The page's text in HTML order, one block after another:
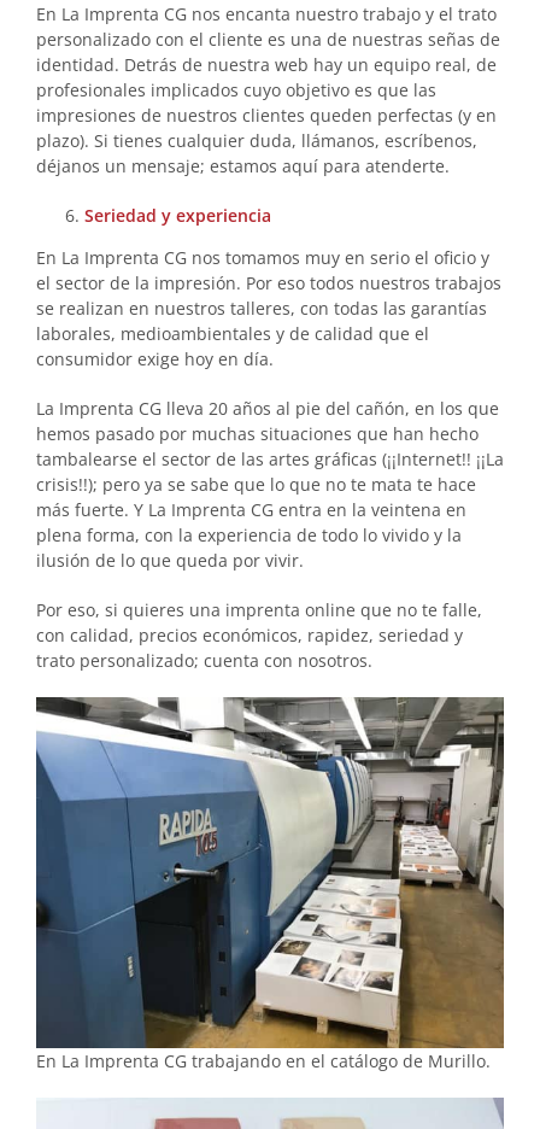
En La Imprenta CG nos encanta nuestro trabajo y el trato
personalizado con el cliente es una de nuestras señas de
identidad. Detrás de nuestra web hay un equipo real, de
profesionales implicados cuyo objetivo es que las
impresiones de nuestros clientes queden perfectas (y en
plazo). Si tienes cualquier duda, llámanos, escríbenos,
déjanos un mensaje; estamos aquí para atenderte.
Seriedad y experiencia
En La Imprenta CG nos tomamos muy en serio el oficio y
el sector de la impresión. Por eso todos nuestros trabajos
se realizan en nuestros talleres, con todas las garantías
laborales, medioambientales y de calidad que el
consumidor exige hoy en día.
La Imprenta CG lleva 20 años al pie del cañón, en los que
hemos pasado por muchas situaciones que han hecho
tambalearse el sector de las artes gráficas (¡¡Internet!! ¡¡La
crisis!!); pero ya se sabe que lo que no te mata te hace
más fuerte. Y La Imprenta CG entra en la veintena en
plena forma, con la experiencia de todo lo vivido y la
ilusión de lo que queda por vivir.
Por eso, si quieres una imprenta online que no te falle,
con calidad, precios económicos, rapidez, seriedad y
trato personalizado; cuenta con nosotros.
En La Imprenta CG trabajando en el catálogo de Murillo.